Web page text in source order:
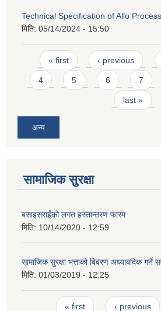
Technical Specification of Allo
मिति: 05/14/2024 - 15:50
Pages
« first ‹ previous
4 5 6 7
last »
अन्य
सामाजिक सुरक्षा
बसाइसराईंको लगत हस्तान्तरण फारम
मिति: 10/14/2020 - 12:59
सामाजिक सुरक्षा भत्ताको बिबरण अध्याबदिक गर्ने
मिति: 01/03/2019 - 12:25
Pages« first ‹ previous